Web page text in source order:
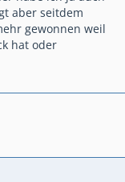
aber seitdem
gewonnen weil
hat oder